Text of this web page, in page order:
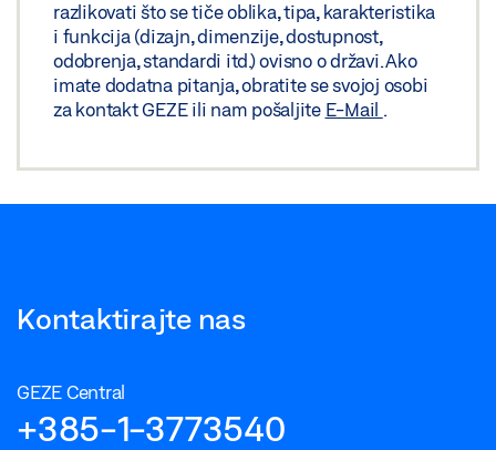
razlikovati što se tiče oblika, tipa, karakteristika
i funkcija (dizajn, dimenzije, dostupnost,
odobrenja, standardi itd.) ovisno o državi. Ako
imate dodatna pitanja, obratite se svojoj osobi
za kontakt GEZE ili nam pošaljite E-Mail .
Kontaktirajte nas
GEZE Central
+385-1-3773540